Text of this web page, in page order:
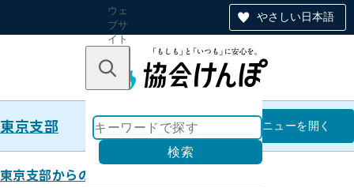
やさしい日本語
ウェ
ブサ
イト
のナ
ン
キーワードで探す
検索
東京支部 東京支部
メニューを開く
東京支部からのお知らせ